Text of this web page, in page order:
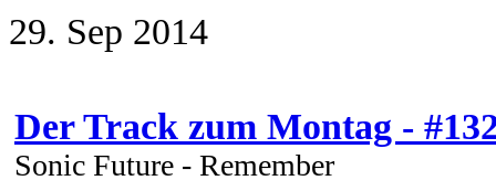
29. Sep 2014
Der Track zum Montag -
Sonic Future - Remember